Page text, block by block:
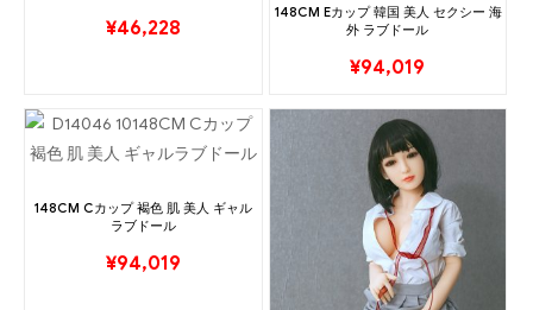
¥46,228
148CM Eカップ 韓国 美人 セクシー 海
外 ラブドール
¥94,019
148CM Cカップ 褐色 肌 美人 ギャル
ラブドール
¥94,019